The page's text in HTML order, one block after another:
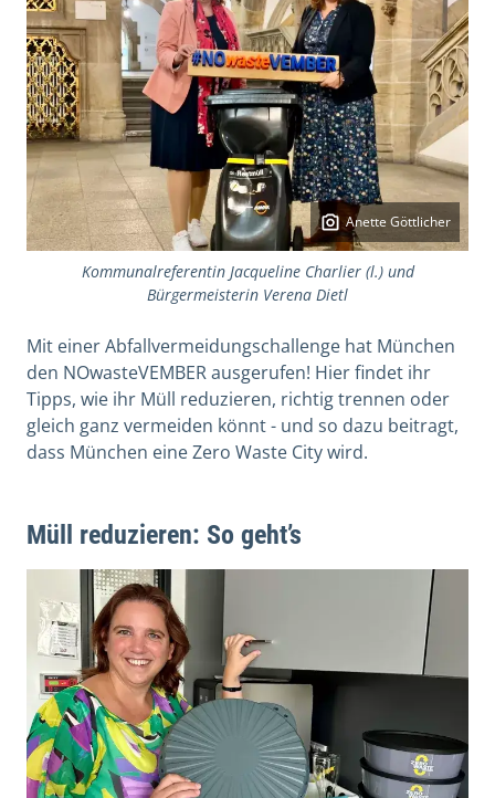
Anette Göttlicher
Kommunalreferentin Jacqueline Charlier (l.) und
Bürgermeisterin Verena Dietl
Mit einer Abfallvermeidungschallenge hat München
den NOwasteVEMBER ausgerufen! Hier findet ihr
Tipps, wie ihr Müll reduzieren, richtig trennen oder
gleich ganz vermeiden könnt - und so dazu beitragt,
dass München eine Zero Waste City wird.
Müll reduzieren: So geht’s